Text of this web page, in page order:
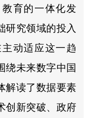
育的一体化发
研究领域的投入
动适应这一趋
绕未来数字中国
解读了数据要素
创新突破、政府